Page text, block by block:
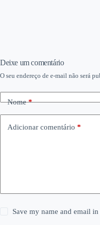
Deixe um comentário
O seu endereço de e-mail não será
Nome*
Adicionar comentário *
Save my name and email